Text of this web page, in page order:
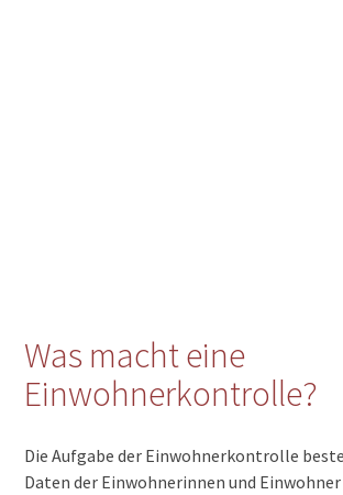
Was macht eine
Einwohnerkontrolle?
Die Aufgabe der Einwohnerkontrolle
Daten der Einwohnerinnen und